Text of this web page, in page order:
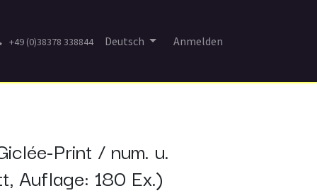
+49 (0)38378 338844 Deutsch Anmelden
Print / num. u.
Auflage: 180 Ex.)